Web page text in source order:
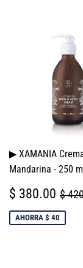
▶ XAMANIA
Mandarina - 250 ml
PRECIO
DE
VENTA
$ 380.00 $
$
AHORRA $ 40